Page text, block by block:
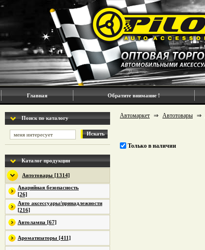
Главная Обратите внимание !
Поиск по каталогу
Искать
Каталог продукции
Автотовары [1314]
Аварийная безопасность
[26]
Авто аксессуары/принадлежности
[216]
Автолампа [67]
Ароматизаторы [411]
Автомаркет ⇒ Автотовары ⇒
Только в наличии